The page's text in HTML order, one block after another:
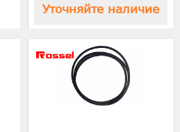
Уточняйте наличие